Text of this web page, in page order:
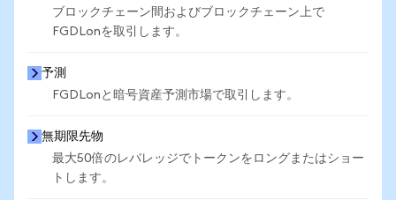
ブロックチェーン間およびブロックチェーン上で
FGDLonを取引します。
予測
FGDLonと暗号資産予測市場で取引します。
無期限先物
最大50倍のレバレッジでトークンをロングまたはショー
トします。